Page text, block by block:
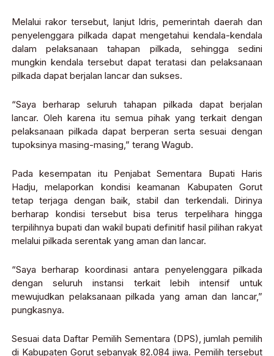
Melalui rakor tersebut, lanjut Idris, pemerintah daerah dan
penyelenggara pilkada dapat mengetahui kendala-kendala
dalam pelaksanaan tahapan pilkada, sehingga sedini
mungkin kendala tersebut dapat teratasi dan pelaksanaan
pilkada dapat berjalan lancar dan sukses.
“Saya berharap seluruh tahapan pilkada dapat berjalan
lancar. Oleh karena itu semua pihak yang terkait dengan
pelaksanaan pilkada dapat berperan serta sesuai dengan
tupoksinya masing-masing,” terang Wagub.
Pada kesempatan itu Penjabat Sementara Bupati Haris
Hadju, melaporkan kondisi keamanan Kabupaten Gorut
tetap terjaga dengan baik, stabil dan terkendali. Dirinya
berharap kondisi tersebut bisa terus terpelihara hingga
terpilihnya bupati dan wakil bupati definitif hasil pilihan rakyat
melalui pilkada serentak yang aman dan lancar.
“Saya berharap koordinasi antara penyelenggara pilkada
dengan seluruh instansi terkait lebih intensif untuk
mewujudkan pelaksanaan pilkada yang aman dan lancar,”
pungkasnya.
Sesuai data Daftar Pemilih Sementara (DPS), jumlah pemilih
di Kabupaten Gorut sebanyak 82.084 jiwa. Pemilih tersebut